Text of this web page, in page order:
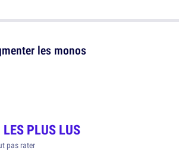
les monos
LES PLUS LUS
pas rater